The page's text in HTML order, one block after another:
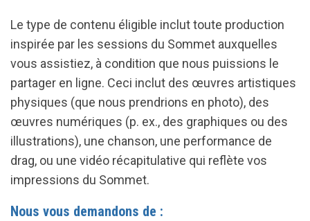
Le type de contenu éligible inclut toute production
inspirée par les sessions du Sommet auxquelles
vous assistiez, à condition que nous puissions le
partager en ligne. Ceci inclut des œuvres artistiques
physiques (que nous prendrions en photo), des
œuvres numériques (p. ex., des graphiques ou des
illustrations), une chanson, une performance de
drag, ou une vidéo récapitulative qui reflète vos
impressions du Sommet.
Nous vous demandons de :